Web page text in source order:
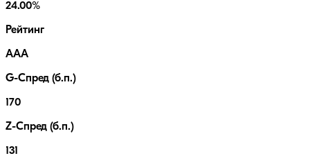
24.00%
Рейтинг
AAA
G-Спред (б.п.)
170
Z-Спред (б.п.)
131